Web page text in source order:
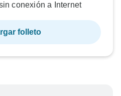
conexión a Internet
folleto